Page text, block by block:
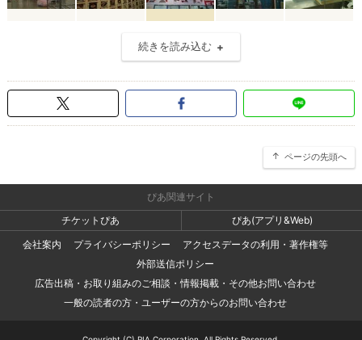
続きを読み込む
ページの先頭へ
ぴあ関連サイト
チケットぴあ
ぴあ(アプリ&Web)
会社案内
プライバシーポリシー
アクセスデータの利用・著作権等
外部送信ポリシー
広告出稿・お取り組みのご相談・情報掲載・その他お問い合わせ
一般の読者の方・ユーザーの方からのお問い合わせ